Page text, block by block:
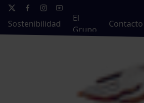
Sostenibilidad
El
Grupo
Contacto